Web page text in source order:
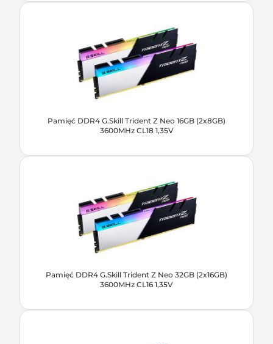
Pamięć DDR4 G.Skill Trident Z Neo 16GB (2x8GB)
3600MHz CL18 1,35V
Pamięć DDR4 G.Skill Trident Z Neo 32GB (2x16GB)
3600MHz CL16 1,35V